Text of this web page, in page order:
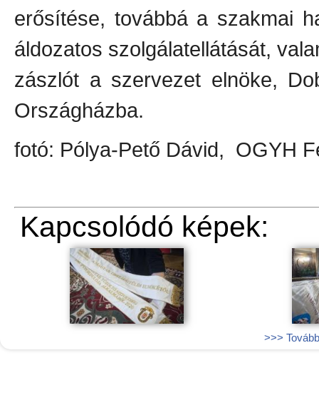
erősítése, továbbá a szakmai
áldozatos szolgálatellátását,
zászlót a szervezet elnöke,
Országházba.
fotó: Pólya-Pető Dávid, OGYH
Kapcsolódó képek:
>>>